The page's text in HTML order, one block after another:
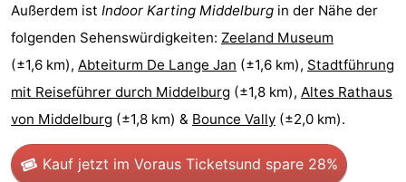
Kustlicht
-
Meerpaal
-
Strandcamping
Valkenisse
Zee,
Hotels
Außerdem ist Indoor Karting Middelburg in der Nähe der
folgenden Sehenswürdigkeiten: Zeeland Museum
(±1,6 km), Abteiturm De Lange Jan (±1,6 km), Stadtführung
mit Reiseführer durch Middelburg (±1,8 km), Altes Rathaus
von Middelburg (±1,8 km) & Bounce Vally (±2,0 km).
Kauf jetzt im Voraus Ticketsund spare 28%